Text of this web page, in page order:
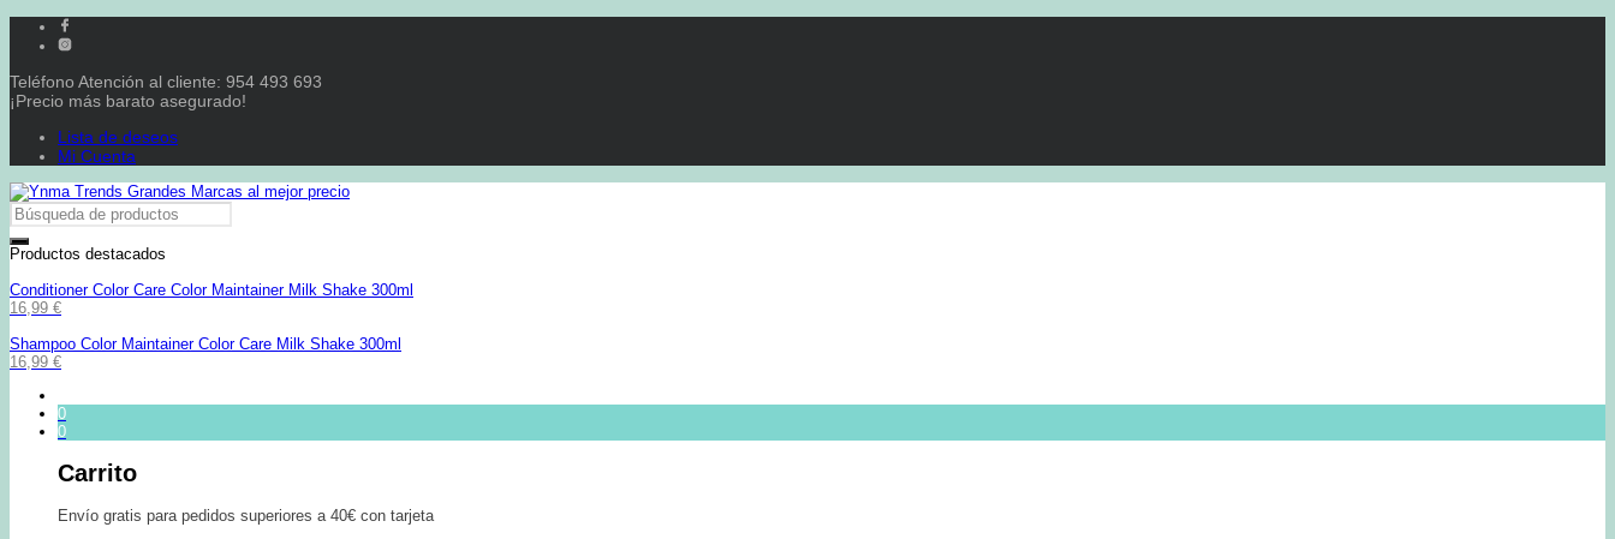
Teléfono Atención al cliente: 954 493 693
¡Precio más barato asegurado!
Lista de deseos
Mi Cuenta
Productos destacados
Conditioner Color Care Color Maintainer Milk Shake 300ml
16,99 €
Shampoo Color Maintainer Color Care Milk Shake 300ml
16,99 €
0
0
Carrito
Envío gratis para pedidos superiores a 40€ con tarjeta